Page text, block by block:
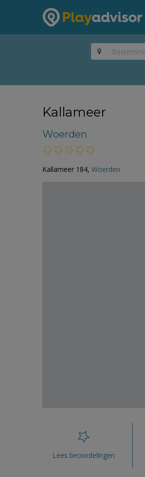
Kallameer
Woerden
Kallameer 184, Woerden
Lees beoordelingen